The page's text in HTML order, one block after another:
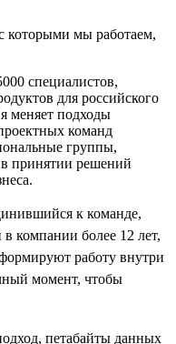
которыми мы работаем,
специалистов,
для российского
меняет подходы
команд
группы,
принятии решений
к команде,
компании более 12 лет,
работу внутри
момент, чтобы